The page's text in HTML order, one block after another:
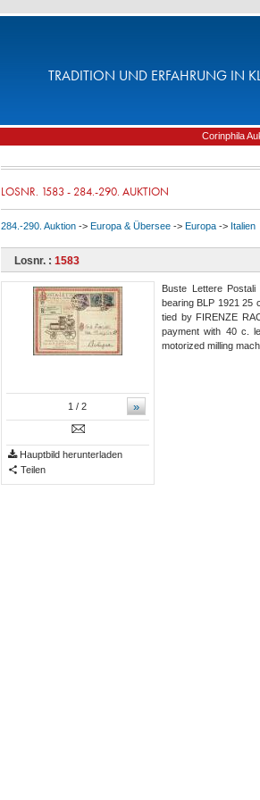
TRADITION UND ERFAHRUNG IN
Corinphila
LOSNR. 1583 - 284.-290. AUKTION
284.-290. Auktion -> Europa & Übersee -> Europa -> Italien
Losnr. : 1583
»
1 / 2
Hauptbild herunterladen
Teilen
Buste Lettere
bearing BLP 1921 25
tied by FIRENZE
payment with 40 c.
motorized milling